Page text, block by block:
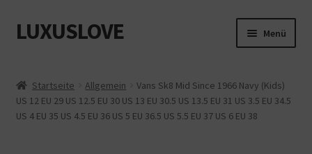
Zur
Navigation
Zum
Inhalt
LUXUSLOVE Menü
Cookie-Richtlinie (EU)
Startseite Allgemein
Vans Sk8 Mid Since 1966 Navy (Kids)
US 12 EU 29 US 12.5 EU 30 US 13 EU 30.5 US 13.5 EU 31 US 3.5 EU 34.5
US 4 EU 35 US 4.5 EU 36 US 5 EU 36.5 US 5.5 EU 37 US 6 EU 38